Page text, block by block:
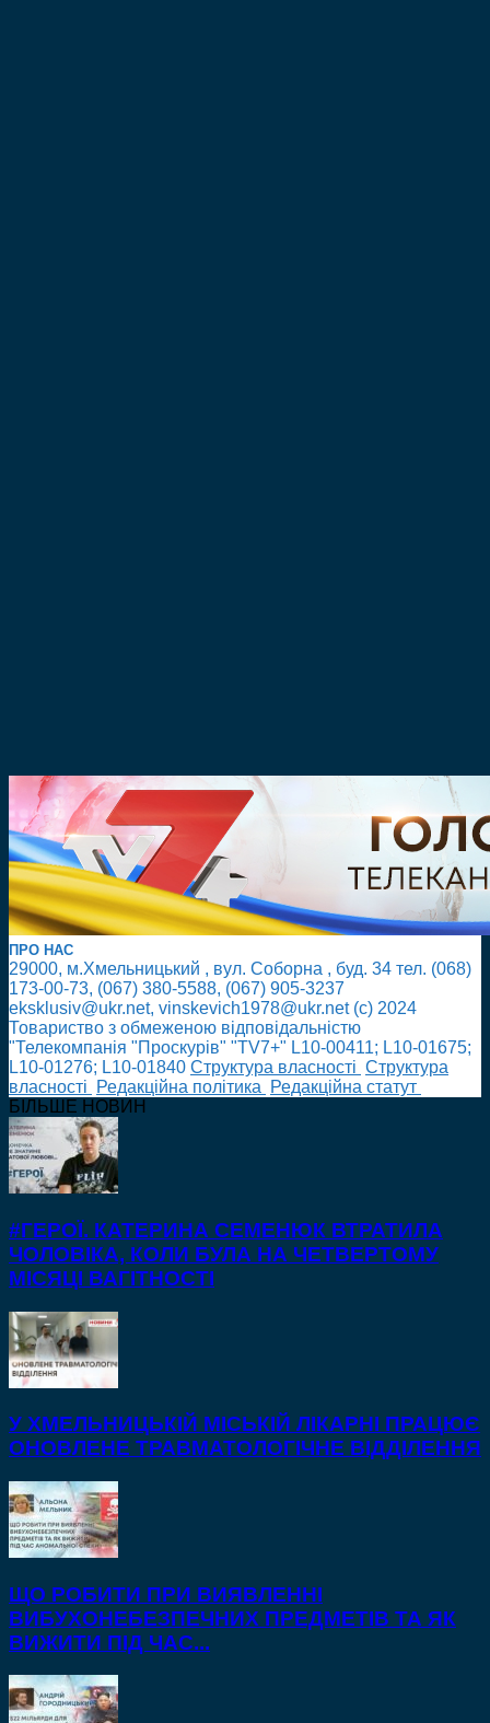
ПРО НАС
29000, м.Хмельницький , вул. Соборна , буд. 34 тел. (068)
173-00-73, (067) 380-5588, (067) 905-3237
eksklusiv@ukr.net, vinskevich1978@ukr.net (с) 2024
Товариство з обмеженою відповідальністю
"Телекомпанія "Проскурів" "TV7+" L10-00411; L10-01675;
L10-01276; L10-01840 Cтруктура власності Cтруктура
власності
Редакційна політика
Редакційна статут
БІЛЬШЕ НОВИН
#ГЕРОЇ. КАТЕРИНА СЕМЕНЮК ВТРАТИЛА
ЧОЛОВІКА, КОЛИ БУЛА НА ЧЕТВЕРТОМУ
МІСЯЦІ ВАГІТНОСТІ
У ХМЕЛЬНИЦЬКІЙ МІСЬКІЙ ЛІКАРНІ ПРАЦЮЄ
ОНОВЛЕНЕ ТРАВМАТОЛОГІЧНЕ ВІДДІЛЕННЯ
ЩО РОБИТИ ПРИ ВИЯВЛЕННІ
ВИБУХОНЕБЕЗПЕЧНИХ ПРЕДМЕТІВ ТА ЯК
ВИЖИТИ ПІД ЧАС...